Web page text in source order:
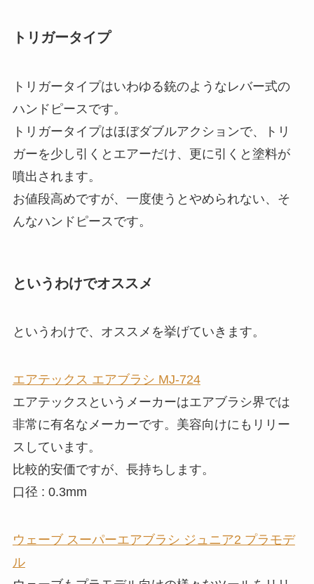
トリガータイプ
トリガータイプはいわゆる銃のようなレバー式の
ハンドピースです。
トリガータイプはほぼダブルアクションで、トリ
ガーを少し引くとエアーだけ、更に引くと塗料が
噴出されます。
お値段高めですが、一度使うとやめられない、そ
んなハンドピースです。
というわけでオススメ
というわけで、オススメを挙げていきます。
エアテックス エアブラシ MJ-724
エアテックスというメーカーはエアブラシ界では
非常に有名なメーカーです。美容向けにもリリー
スしています。
比較的安価ですが、長持ちします。
口径 : 0.3mm
ウェーブ スーパーエアブラシ ジュニア2 プラモデ
ル